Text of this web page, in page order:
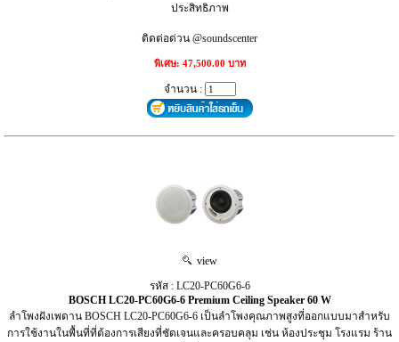
ประสิทธิภาพ
ติดต่อด่วน @soundscenter
พิเศษ: 47,500.00 บาท
จำนวน :
view
รหัส : LC20-PC60G6-6
BOSCH LC20-PC60G6-6 Premium Ceiling Speaker 60 W
ลำโพงฝังเพดาน BOSCH LC20-PC60G6-6 เป็นลำโพงคุณภาพสูงที่ออกแบบมาสำหรับ
การใช้งานในพื้นที่ที่ต้องการเสียงที่ชัดเจนและครอบคลุม เช่น ห้องประชุม โรงแรม ร้าน